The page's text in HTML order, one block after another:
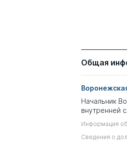
Общая
Начальник
внутренней
Информация
Сведения о